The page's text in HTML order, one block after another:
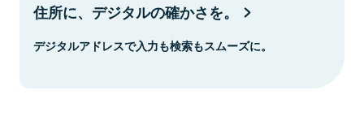
住所に、デジタルの確かさを。
デジタルアドレスで入力も検索もスムーズに。